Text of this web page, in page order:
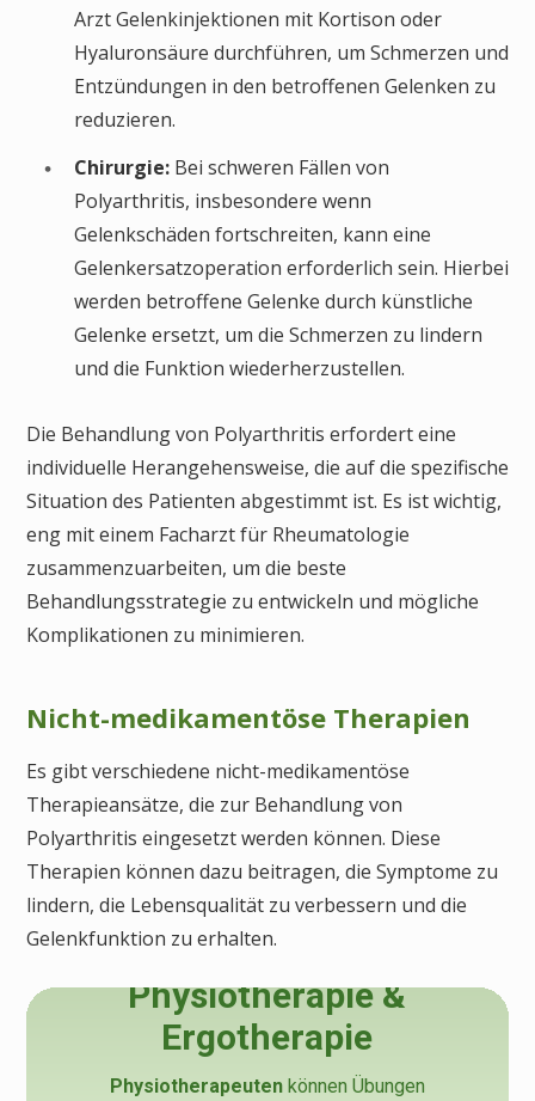
Arzt Gelenkinjektionen mit Kortison oder
Hyaluronsäure durchführen, um Schmerzen und
Entzündungen in den betroffenen Gelenken zu
reduzieren.
Chirurgie: Bei schweren Fällen von
Polyarthritis, insbesondere wenn
Gelenkschäden fortschreiten, kann eine
Gelenkersatzoperation erforderlich sein. Hierbei
werden betroffene Gelenke durch künstliche
Gelenke ersetzt, um die Schmerzen zu lindern
und die Funktion wiederherzustellen.
Die Behandlung von Polyarthritis erfordert eine
individuelle Herangehensweise, die auf die spezifische
Situation des Patienten abgestimmt ist. Es ist wichtig,
eng mit einem Facharzt für Rheumatologie
zusammenzuarbeiten, um die beste
Behandlungsstrategie zu entwickeln und mögliche
Komplikationen zu minimieren.
Nicht-medikamentöse Therapien
Es gibt verschiedene nicht-medikamentöse
Therapieansätze, die zur Behandlung von
Polyarthritis eingesetzt werden können. Diese
Therapien können dazu beitragen, die Symptome zu
lindern, die Lebensqualität zu verbessern und die
Gelenkfunktion zu erhalten.
Physiotherapie &
Ergotherapie
Physiotherapeutenkönnen Übungen